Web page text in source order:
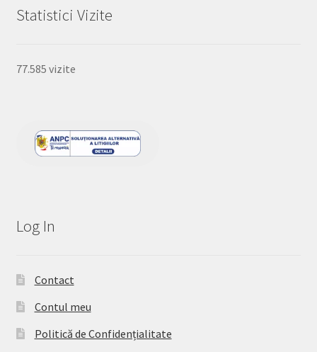
Statistici Vizite
77.585 vizite
Log In
Contact
Contul meu
Politică de Confidențialitate